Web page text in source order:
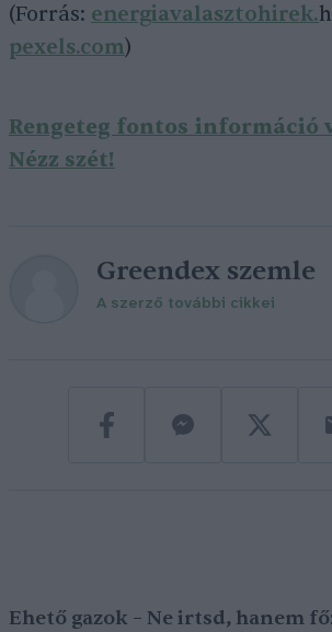
(Forrás: energiavalasztohirek.
pexels.com)
Rengeteg fontos információ
Nézz szét!
Greendex szemle
A szerző további cikkei
Ehető gazok – Ne irtsd, hanem